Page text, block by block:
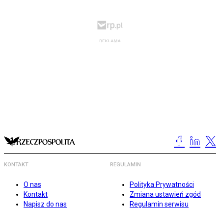
KONTAKT
O nas
Kontakt
Napisz do nas
REGULAMIN
Polityka Prywatności
Zmiana ustawień zgód
Regulamin serwisu